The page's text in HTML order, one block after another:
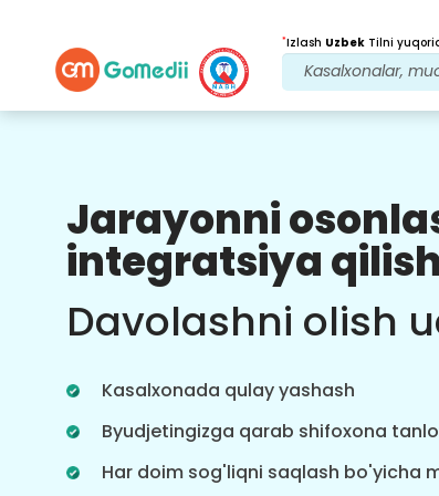
*Izlash Uzbek Tilni
Jarayonni
integratsiya qilish
Davolashni olish
Kasalxonada qulay yashash
Byudjetingizga qarab shifoxona
Har doim sog'liqni saqlash bo'yicha
Bizning afzalliklarimiz
Davolanishdan
keyingikuzatuv
parvarishi
muammolaringizni hal qilish uchun
24x7 tibbiy va bemorlarni qo'llab-
quvvatlang. Davolanish ehtiyojlaringiz
haqida muntazam yangilanishlar.